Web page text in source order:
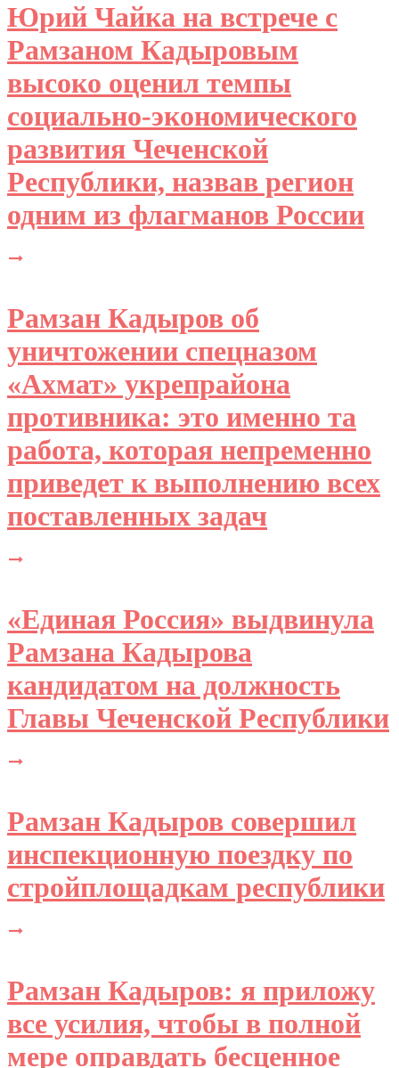
Юрий Чайка на встрече с
Рамзаном Кадыровым
высоко оценил темпы
социально-экономического
развития Чеченской
Республики, назвав регион
одним из флагманов России
Рамзан Кадыров об
уничтожении спецназом
«Ахмат» укрепрайона
противника: это именно та
работа, которая непременно
приведет к выполнению всех
поставленных задач
«Единая Россия» выдвинула
Рамзана Кадырова
кандидатом на должность
Главы Чеченской Республики
Рамзан Кадыров совершил
инспекционную поездку по
стройплощадкам республики
Рамзан Кадыров: я приложу
все усилия, чтобы в полной
мере оправдать бесценное